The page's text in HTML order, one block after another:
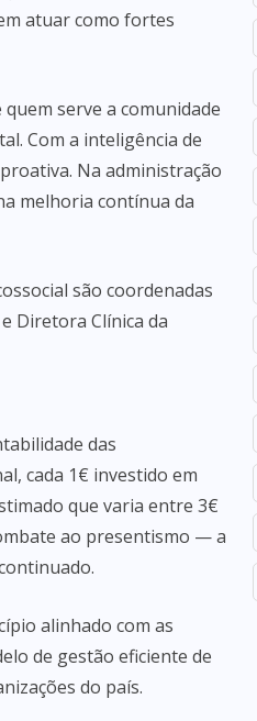
atuar como fortes
serve a comunidade
Com a inteligência de
Na administração
melhoria contínua da
são coordenadas
Diretora Clínica da
das
cada 1€ investido em
que varia entre 3€
ao presentismo — a
alinhado com as
de gestão eficiente de
do país.